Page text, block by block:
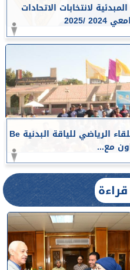
لانتخابات الاتحادات
/2025
جامعة أسيوط تشهد انطلاق ”اللقاء الرياضي للياقة البدنية Be